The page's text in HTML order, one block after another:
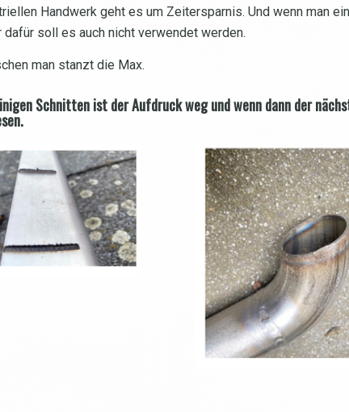
Handwerk geht es um Zeitersparnis. Und wenn man
soll es auch nicht verwendet werden.
man stanzt die Max.
Schnitten ist der Aufdruck weg und wenn dann der